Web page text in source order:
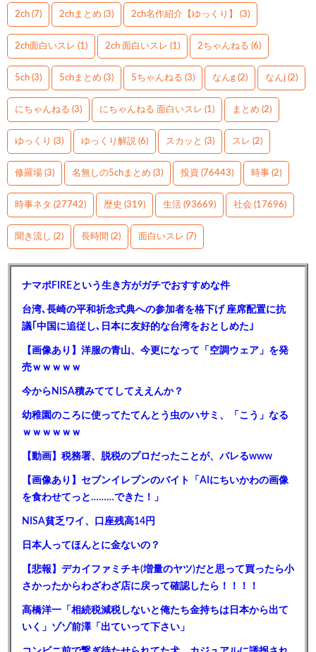
2ch (7) 2chまとめ (3) 2ch名作紹介【ゆっくり】 (3)
2ch面白いスレ (1) 2ch 面白いスレ (1) 2ちゃんねる (6)
5ch (3) 5chまとめ (3) 5ちゃんねる (3) なんg (2) なんj (2)
にちゃんねる (3) にちゃんねる 面白いスレ (1) まとめ (2)
ゆっくり (3) ゆっくり解説 (6) スカッと (3) スレ (2)
修羅場 (3) 名無しの5chまとめ (3) 投資 (76443) 時事 (2)
時事ネタ (27742) 歴史 (319) 生活 (93669) 社会 (17696)
聞き流し (2) 長時間 (2) 面白いスレ (7)
ナマポFIREという生き方がガチでおすすめな件
台湾､長崎の平和祈念式典への参加者を格下げ 座席配置に抗
議｢中国に追従し､日本に友好的な台湾をおとしめた｣
【画像あり】洋服の青山、今更になって「空調ウェア」を発
売ｗｗｗｗｗ
今からNISA積みててしてええんか？
幼稚園のころに使ってたてんとう虫のハサミ、「こう」なる
ｗｗｗｗｗｗ
【動画】税務署、脱税のプロだったことが、バレるwww
【画像あり】セブンイレブンのバイト「AIにちいかわの画像
を食わせてっと………できた！」
NISA貧乏ワイ、口座残高14円
日本人ってほんとに金ないの？
【悲報】デカイファミチキ(増量のヤツ)だと思って買ったら小
さかったからわざわざ店に戻って確認したら！！！！
高橋洋一「相続税減税しないと俺たち金持ちは日本から出て
いく」ゾゾ前澤「出ていって下さい」